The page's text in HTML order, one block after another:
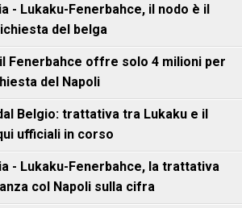
- Lukaku-Fenerbahce, il nodo è il
del belga
Fenerbahce offre solo 4 milioni per
del Napoli
Belgio: trattativa tra Lukaku e il
ufficiali in corso
- Lukaku-Fenerbahce, la trattativa
col Napoli sulla cifra